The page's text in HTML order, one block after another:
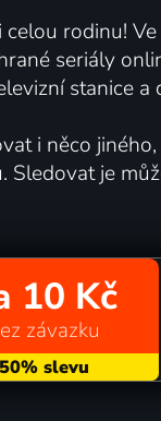
celou rodinu!
seriály
stanice
i něco
Sledovat je
10 Kč
závazku